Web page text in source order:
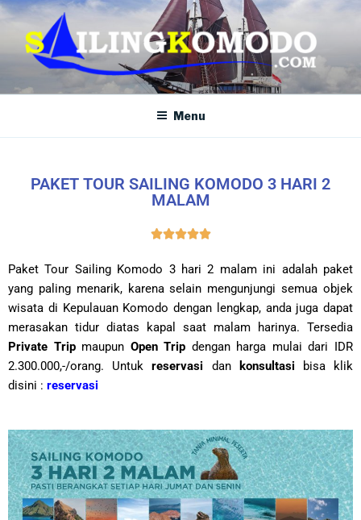
SAILING KOMODO
Paket Tour Sailing Komodo
Menu
PAKET TOUR SAILING KOMODO 3 HARI 2
MALAM

Paket Tour Sailing Komodo 3 hari 2 malam ini adalah paket
yang paling menarik, karena selain mengunjungi semua objek
wisata di Kepulauan Komodo dengan lengkap, anda juga dapat
merasakan tidur diatas kapal saat malam harinya. Tersedia
Private Tripmaupun Open Trip dengan harga mulai dari IDR
2.300.000,-/orang. Untukreservasi dan konsultasi bisa klik
disini : reservasi